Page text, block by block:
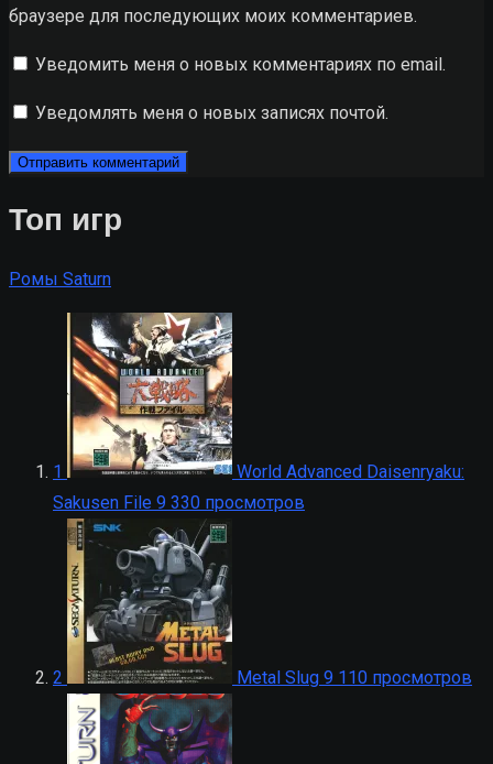
браузере для последующих моих комментариев.
Уведомить меня о новых комментариях по email.
Уведомлять меня о новых записях почтой.
Топ игр
Ромы Saturn
1
World Advanced Daisenryaku:
Sakusen File 9 330 просмотров
2 Metal Slug 9 110 просмотров